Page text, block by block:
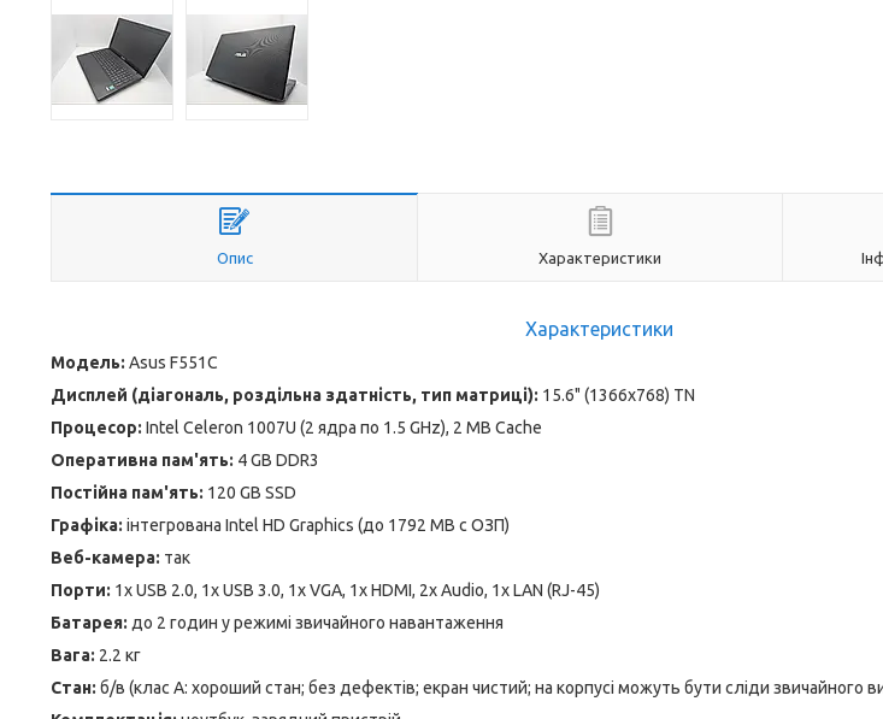
Опис Характеристики
Характеристики
Модель: Asus F551C
Дисплей (діагональ, роздільна здатність, тип матриці): 15.6" (1366x768) TN
Процесор: Intel Celeron 1007U (2 ядра по 1.5 GHz), 2 MB Cache
Оперативна пам'ять: 4 GB DDR3
Постійна пам'ять: 120 GB SSD
Графіка: інтегрована Intel HD Graphics (до 1792 MB с ОЗП)
Веб-камера: так
Порти: 1x USB 2.0, 1x USB 3.0, 1x VGA, 1x HDMI, 2x Audio, 1x LAN (RJ-45)
Батарея: до 2 годин у режимі звичайного навантаження
Вага: 2.2 кг
Стан: б/в (клас А: хороший стан; без дефектів; екран чистий; на корпусі можуть бути сліди звичайного